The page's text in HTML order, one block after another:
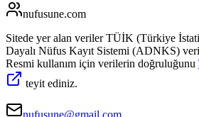
nufusune.com
Sitede yer alan veriler TÜİK (Türkiye
Dayalı Nüfus Kayıt Sistemi (ADNKS)
Resmi kullanım için verilerin doğruluğunu
teyit ediniz.
nufusune@gmail.com